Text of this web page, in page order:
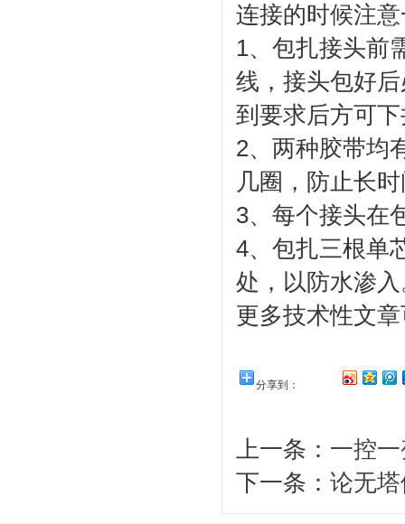
连接的时候注
1、包扎接头前
线，接头包好
到要求后方可
2、两种胶带均
几圈，防止长
3、每个接头在
4、包扎三根单
处，以防水渗
更多技术性文
分享到：
上一条： 一控
下一条： 论无